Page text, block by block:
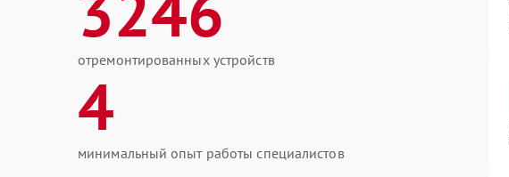
отремонтированных устройств
4
минимальный опыт работы специалистов